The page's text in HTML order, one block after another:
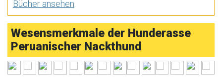
Bücher ansehen
Wesensmerkmale der Hunderasse
Peruanischer Nackthund